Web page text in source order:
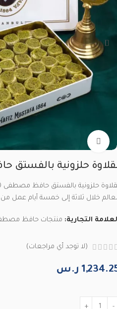
Click to enlarge
حلزونية بالفستق
خلال ثلاثة إلى خمسة أيام عمل
التجارية: منتجات حافظ
(لا توجد أي مراجعات)
ر.س